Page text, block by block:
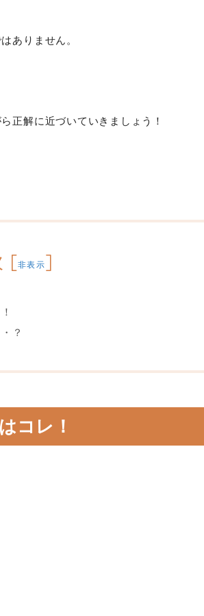
ありません。
正解に近づいていきましょう！
[非表示]
？
コレ！